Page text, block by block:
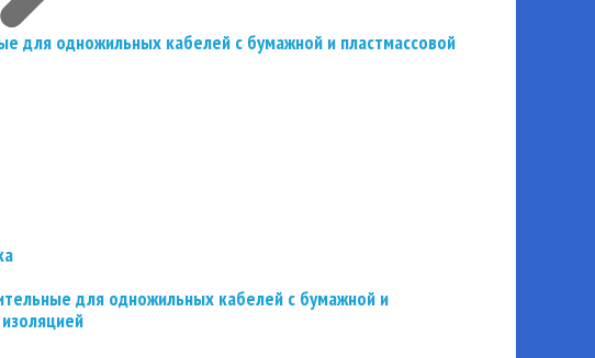
для одножильных кабелей с бумажной и пластмассовой
для одножильных кабелей с бумажной и